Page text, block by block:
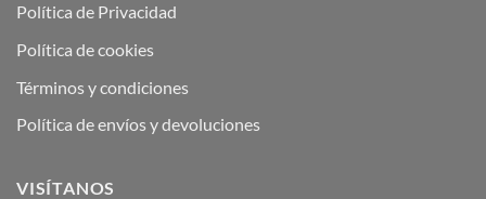
Política de Privacidad
Política de cookies
Términos y condiciones
Política de envíos y devoluciones
VISÍTANOS